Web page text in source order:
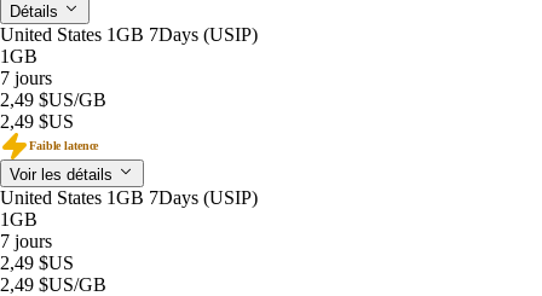
Détails
United States 1GB 7Days (USIP)
1GB
7 jours
2,49 $US/GB
2,49 $US
Faible latence
Voir les détails
United States 1GB 7Days (USIP)
1GB
7 jours
2,49 $US
2,49 $US/GB